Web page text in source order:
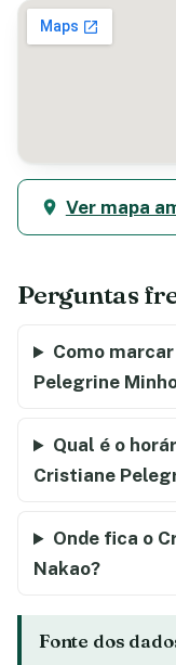
Ver mapa
Perguntas
Como
Pelegrine
Qual é o
Cristiane
Onde fica o
Nakao?
Fonte dos